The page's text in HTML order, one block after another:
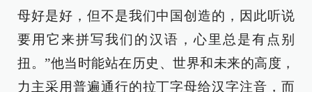
母好是好，但不是我们中国创造的，因此听说
要用它来拼写我们的汉语，心里总是有点别
扭。”他当时能站在历史、世界和未来的高度，
力主采用普遍通行的拉丁字母给汉字注音，而